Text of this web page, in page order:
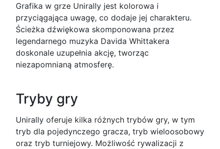
Grafika w grze Unirally jest kolorowa i
przyciągająca uwagę, co dodaje jej charakteru.
Ścieżka dźwiękowa skomponowana przez
legendarnego muzyka Davida Whittakera
doskonale uzupełnia akcję, tworząc
niezapomnianą atmosferę.
Tryby gry
Unirally oferuje kilka różnych trybów gry, w tym
tryb dla pojedynczego gracza, tryb wieloosobowy
oraz tryb turniejowy. Możliwość rywalizacji z